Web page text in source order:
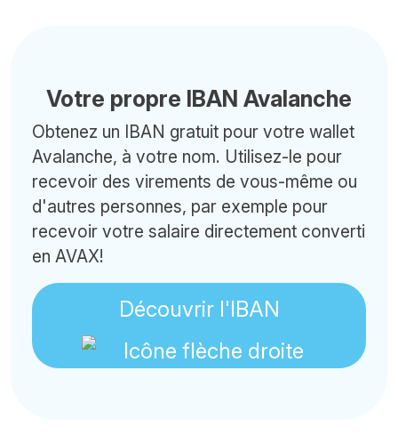
Votre propre IBAN Avalanche
Obtenez un IBAN gratuit pour votre wallet
Avalanche, à votre nom. Utilisez-le pour
recevoir des virements de vous-même ou
d'autres personnes, par exemple pour
recevoir votre salaire directement converti
en AVAX!
Découvrir l'IBAN